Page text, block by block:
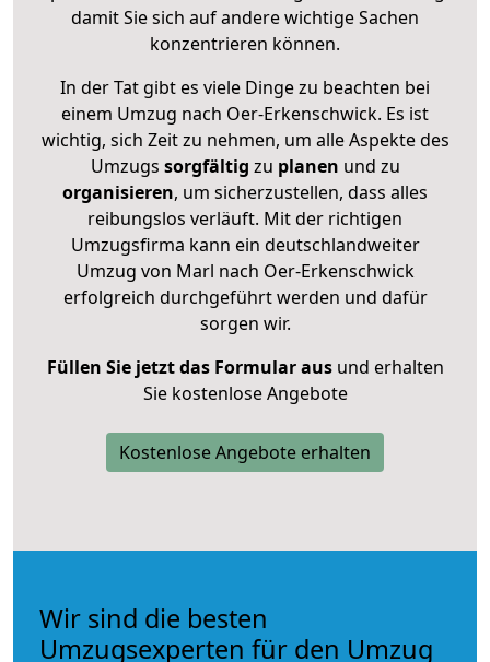
damit Sie sich auf andere wichtige Sachen
konzentrieren können.
In der Tat gibt es viele Dinge zu beachten bei
einem Umzug nach Oer-Erkenschwick. Es ist
wichtig, sich Zeit zu nehmen, um alle Aspekte des
Umzugs sorgfältig zu planen und zu
organisieren, um sicherzustellen, dass alles
reibungslos verläuft. Mit der richtigen
Umzugsfirma kann ein deutschlandweiter
Umzug von Marl nach Oer-Erkenschwick
erfolgreich durchgeführt werden und dafür
sorgen wir.
Füllen Sie jetzt das Formular ausund erhalten
Sie kostenlose Angebote
Kostenlose Angebote erhalten
Wir sind die besten
Umzugsexperten für den Umzug